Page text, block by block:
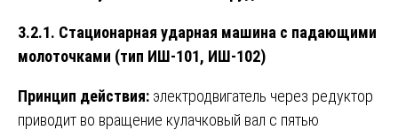
3.2.1. Стационарная ударная машина с падающими
молоточками (тип ИШ-101, ИШ-102)
Принцип действия: электродвигатель через редуктор
приводит во вращение кулачковый вал с пятью